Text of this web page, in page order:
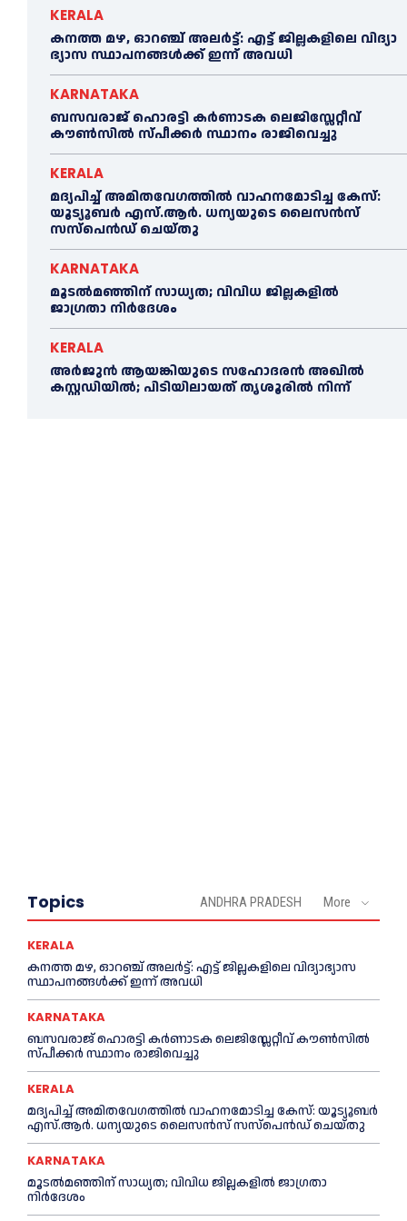
KERALA
ക​ന​ത്ത മ​ഴ, ഓറഞ്ച് അലർട്ട്: എ​ട്ട് ജി​ല്ല​ക​ളി​ലെ വി​ദ്യാ​
ഭ്യാ​സ സ്ഥാ​പ​ന​ങ്ങ​ൾ​ക്ക് ഇ​ന്ന് അ​വ​ധി
KARNATAKA
ബസവരാജ് ഹൊരട്ടി കർണാടക ലെജിസ്ലേറ്റീവ്
കൗൺസിൽ സ്പീക്കർ സ്ഥാനം രാജിവെച്ചു
KERALA
മദ്യപിച്ച് അമിതവേഗത്തിൽ വാഹനമോടിച്ച കേസ്:
യൂട്യൂബർ എസ്.ആർ. ധന്യയുടെ ലൈസൻസ്
സസ്‌പെൻഡ് ചെയ്തു
KARNATAKA
മൂടൽമഞ്ഞിന് സാധ്യത; വിവിധ ജില്ലകളിൽ
ജാഗ്രതാ നിർദേശം
KERALA
അര്‍ജുന്‍ ആയങ്കിയുടെ സഹോദരന്‍ അഖില്‍
കസ്റ്റഡിയില്‍; പിടിയിലായത് തൃശൂരില്‍ നിന്ന്
Topics ANDHRA PRADESH More
KERALA
ക​ന​ത്ത മ​ഴ, ഓറഞ്ച് അലർട്ട്: എ​ട്ട് ജി​ല്ല​ക​ളി​ലെ വി​ദ്യാ​ഭ്യാ​സ
സ്ഥാ​പ​ന​ങ്ങ​ൾ​ക്ക് ഇ​ന്ന് അ​വ​ധി
KARNATAKA
ബസവരാജ് ഹൊരട്ടി കർണാടക ലെജിസ്ലേറ്റീവ് കൗൺസിൽ
സ്പീക്കർ സ്ഥാനം രാജിവെച്ചു
KERALA
മദ്യപിച്ച് അമിതവേഗത്തിൽ വാഹനമോടിച്ച കേസ്: യൂട്യൂബർ
എസ്.ആർ. ധന്യയുടെ ലൈസൻസ് സസ്‌പെൻഡ് ചെയ്തു
KARNATAKA
മൂടൽമഞ്ഞിന് സാധ്യത; വിവിധ ജില്ലകളിൽ ജാഗ്രതാ
നിർദേശം